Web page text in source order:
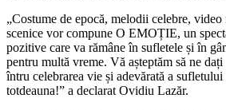
„Costume de epocă, melodii celebre,
scenice vor compune O EMOȚIE, un
pozitive care va rămâne în sufletele și în
pentru multă vreme. Vă așteptăm să ne
întru celebrarea vie și adevărată a
totdeauna!” a declarat Ovidiu Lazăr.